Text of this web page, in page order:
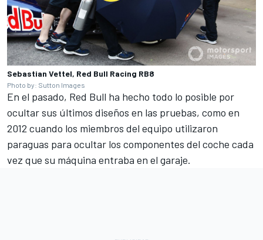
Sebastian Vettel, Red Bull Racing RB8
Photo by: Sutton Images
En el pasado, Red Bull ha hecho todo lo posible por
ocultar sus últimos diseños en las pruebas, como en
2012 cuando los miembros del equipo utilizaron
paraguas para ocultar los componentes del coche cada
vez que su máquina entraba en el garaje.